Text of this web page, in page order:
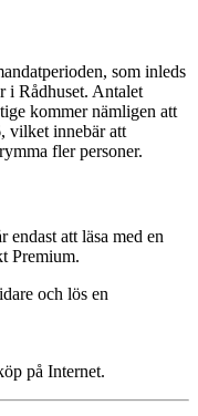
som inleds
i Rådhuset. Antalet
kommer nämligen att
vilket innebär att
fler personer.
att läsa med en
Premium.
och lös en
på Internet.